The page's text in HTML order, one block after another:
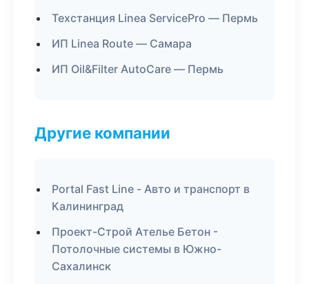
Техстанция Linea ServicePro — Пермь
ИП Linea Route — Самара
ИП Oil&Filter AutoCare — Пермь
Другие компании
Portal Fast Line - Авто и транспорт в
Калининград
Проект-Строй Ателье Бетон -
Потолочные системы в Южно-
Сахалинск